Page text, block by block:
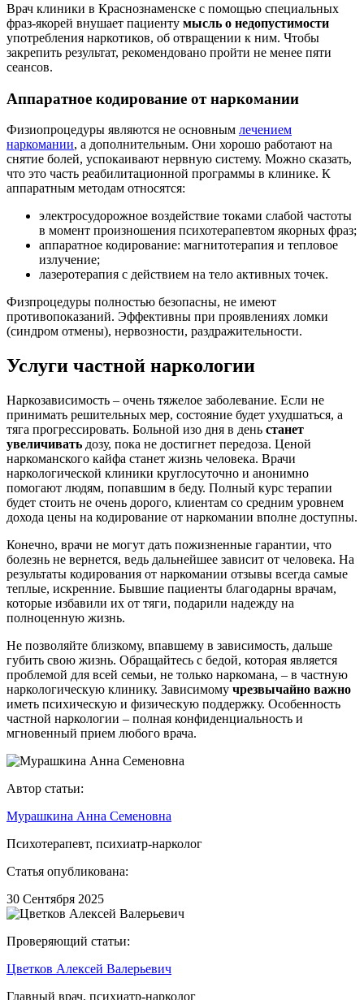
Врач клиники в Краснознаменске с помощью специальных
фраз-якорей внушает пациенту мысль о недопустимости
употребления наркотиков, об отвращении к ним. Чтобы
закрепить результат, рекомендовано пройти не менее пяти
сеансов.
Аппаратное кодирование от наркомании
Физиопроцедуры являются не основным лечением
наркомании, а дополнительным. Они хорошо работают на
снятие болей, успокаивают нервную систему. Можно сказать,
что это часть реабилитационной программы в клинике. К
аппаратным методам относятся:
электросудорожное воздействие токами слабой частоты
в момент произношения психотерапевтом якорных фраз;
аппаратное кодирование: магнитотерапия и тепловое
излучение;
лазеротерапия с действием на тело активных точек.
Физпроцедуры полностью безопасны, не имеют
противопоказаний. Эффективны при проявлениях ломки
(синдром отмены), нервозности, раздражительности.
Услуги частной наркологии
Наркозависимость – очень тяжелое заболевание. Если не
принимать решительных мер, состояние будет ухудшаться, а
тяга прогрессировать. Больной изо дня в день станет
увеличивать дозу, пока не достигнет передоза. Ценой
наркоманского кайфа станет жизнь человека. Врачи
наркологической клиники круглосуточно и анонимно
помогают людям, попавшим в беду. Полный курс терапии
будет стоить не очень дорого, клиентам со средним уровнем
дохода цены на кодирование от наркомании вполне доступны.
Конечно, врачи не могут дать пожизненные гарантии, что
болезнь не вернется, ведь дальнейшее зависит от человека. На
результаты кодирования от наркомании отзывы всегда самые
теплые, искренние. Бывшие пациенты благодарны врачам,
которые избавили их от тяги, подарили надежду на
полноценную жизнь.
Не позволяйте близкому, впавшему в зависимость, дальше
губить свою жизнь. Обращайтесь с бедой, которая является
проблемой для всей семьи, не только наркомана, – в частную
наркологическую клинику. Зависимому чрезвычайно важно
иметь психическую и физическую поддержку. Особенность
частной наркологии – полная конфиденциальность и
мгновенный прием любого врача.
Автор статьи:
Мурашкина Анна Семеновна
Психотерапевт, психиатр-нарколог
Статья опубликована:
30 Сентября 2025
Проверяющий статьи:
Цветков Алексей Валерьевич
Главный врач, психиатр-нарколог